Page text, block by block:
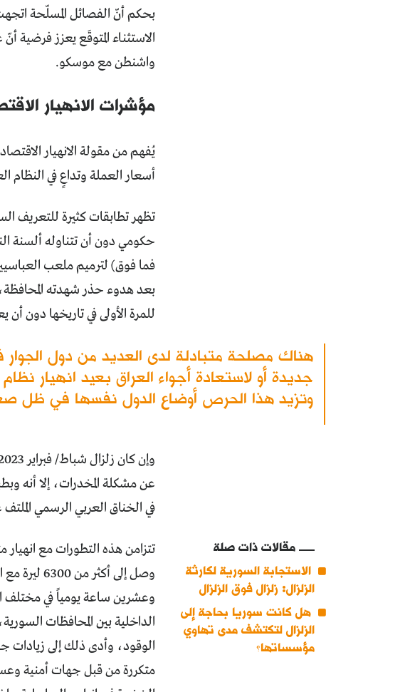
بحكم أنّ الفصائل المسلّحة
الاستثناء المتوقَع يعزز
واشنطن مع موسكو.
مؤشرات الانهيار
يُفهم من مقولة الانهيار
أسعار العملة وتداعٍ في النظام
تظهر تطابقات كثيرة للتعريف
فما فوق) لترميم ملعب
بعد هدوء حذر شهدته
للمرة اﻷولى في تاريخها دون أن
هناك مصلحة متبادلة لدى العديد من دول
جديدة أو لاستعادة أجواء العراق بعيد
وتزيد هذا الحرص أوضاع الدول نفسها في ظل
عن مشكلة المخدرات، إلا أنه
في الخناق العربي الرسمي
مقالات ذات صلة
الاستجابة السورية لكارثة
الزلزال: زلزال فوق الزلزال
هل كانت سوريا بحاجة إلى
الزلزال لتكتشف مدى تهاوي
مؤسساتها؟
تتزامن هذه التطورات مع انهيار
وصل إلى
وعشرين ساعة يومياً في مختلف
الداخلية بين المحافظات
الوقود، وأدى ذلك إلى زيادات
متكررة من قبل جهات أمنية